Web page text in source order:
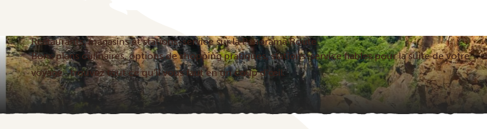
Restaurants, magasins et stations-service sur la Panorama Route
Bons plans culinaires, options de shopping pratiques, stations-service fiables pour la suite de votre
voyage : trouvez tout ce qu'il vous faut en un coup d’œil.